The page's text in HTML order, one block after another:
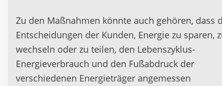
Zu den Maßnahmen könnte auch gehören, dass
Entscheidungen der Kunden, Energie zu sparen,
wechseln oder zu teilen, den Lebenszyklus-
Energieverbrauch und den Fußabdruck der
verschiedenen Energieträger angemessen